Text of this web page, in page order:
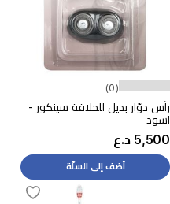
(0)
رأس دوّار بديل للحلاقة سينكور -
اسود
5,500 د.ع
أضف إلى السلّة